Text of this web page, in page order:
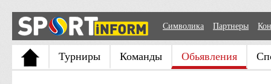
Символика Партнеры
Турниры Команды Обьявления